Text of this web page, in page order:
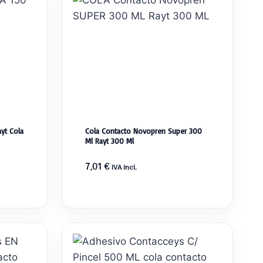
Cola
Cola Contacto Novopren Super 300
Ml Rayt 300 Ml
7,01 € IVA incl.